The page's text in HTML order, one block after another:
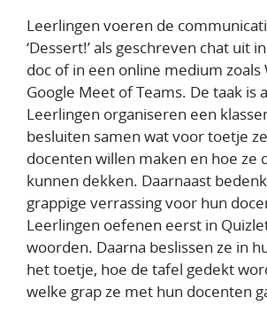
Leerlingen voeren de
‘Dessert!’ als geschreven chat uit
doc of in een online medium zoals
Google Meet of Teams. De taak is
Leerlingen organiseren een
besluiten samen wat voor toetje
docenten willen maken en hoe ze
kunnen dekken. Daarnaast
grappige verrassing voor hun
Leerlingen oefenen eerst in
woorden. Daarna beslissen ze in
het toetje, hoe de tafel gedekt
welke grap ze met hun docenten